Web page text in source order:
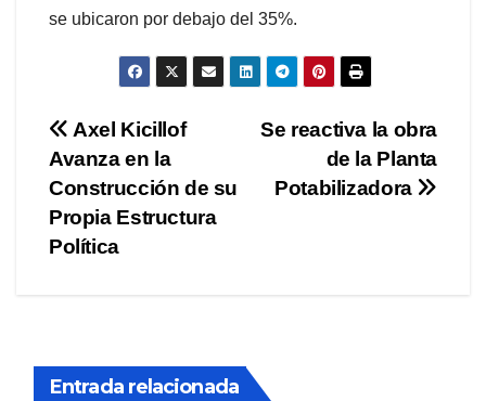
se ubicaron por debajo del 35%.
Navegación
de
entradas
Se reactiva la obra
de la Planta
Potabilizadora
Axel Kicillof
Avanza en la
Construcción de su
Propia Estructura
Política
Entrada relacionada